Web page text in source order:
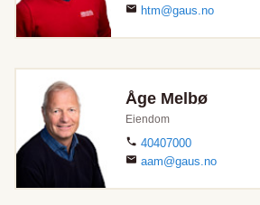
htm@gaus.no
Åge Melbø
Eiendom
40407000
aam@gaus.no